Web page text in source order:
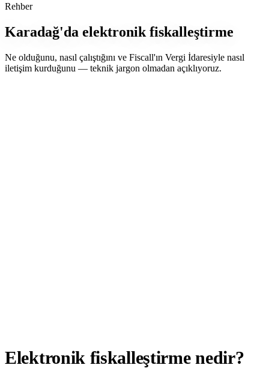
Rehber
Karadağ'da elektronik fiskalleştirme
Ne olduğunu, nasıl çalıştığını ve Fiscall'ın Vergi İdaresiyle nasıl
iletişim kurduğunu — teknik jargon olmadan açıklıyoruz.
Elektronik fiskalleştirme nedir?